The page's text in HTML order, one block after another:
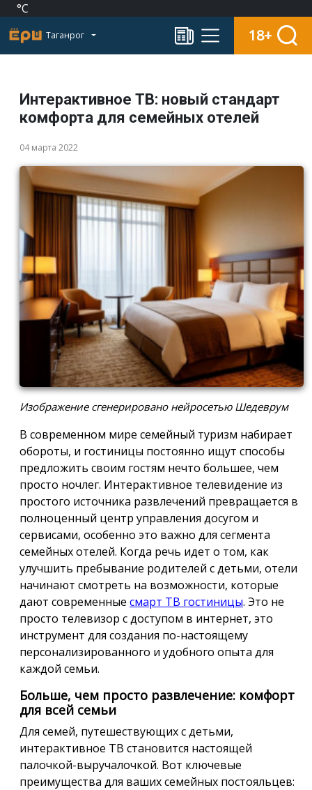
°C
Таганрог 18+
Интерактивное ТВ: новый стандарт
комфорта для семейных отелей
04 марта 2022
Изображение сгенерировано нейросетью Шедеврум
В современном мире семейный туризм набирает
обороты, и гостиницы постоянно ищут способы
предложить своим гостям нечто большее, чем
просто ночлег. Интерактивное телевидение из
простого источника развлечений превращается в
полноценный центр управления досугом и
сервисами, особенно это важно для сегмента
семейных отелей. Когда речь идет о том, как
улучшить пребывание родителей с детьми, отели
начинают смотреть на возможности, которые
дают современные смарт ТВ гостиницы. Это не
просто телевизор с доступом в интернет, это
инструмент для создания по-настоящему
персонализированного и удобного опыта для
каждой семьи.
Больше, чем просто развлечение: комфорт
для всей семьи
Для семей, путешествующих с детьми,
интерактивное ТВ становится настоящей
палочкой-выручалочкой. Вот ключевые
преимущества для ваших семейных постояльцев: